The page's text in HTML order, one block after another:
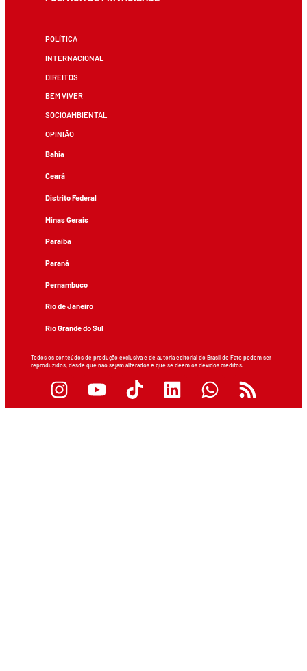
POLÍTICA
INTERNACIONAL
DIREITOS
BEM VIVER
SOCIOAMBIENTAL
OPINIÃO
Bahia
Ceará
Distrito Federal
Minas Gerais
Paraíba
Paraná
Pernambuco
Rio de Janeiro
Rio Grande do Sul
Todos os conteúdos de produção exclusiva e de autoria editorial do Brasil de Fato podem ser
reproduzidos, desde que não sejam alterados e que se deem os devidos créditos.